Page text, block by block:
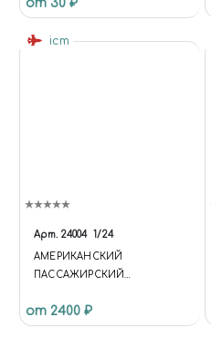
от 30 ₽
icm
Арт. 24004 1/24
АМЕРИКАНСКИЙ
ПАССАЖИРСКИЙ
FIRETRUCK
от 2400 ₽